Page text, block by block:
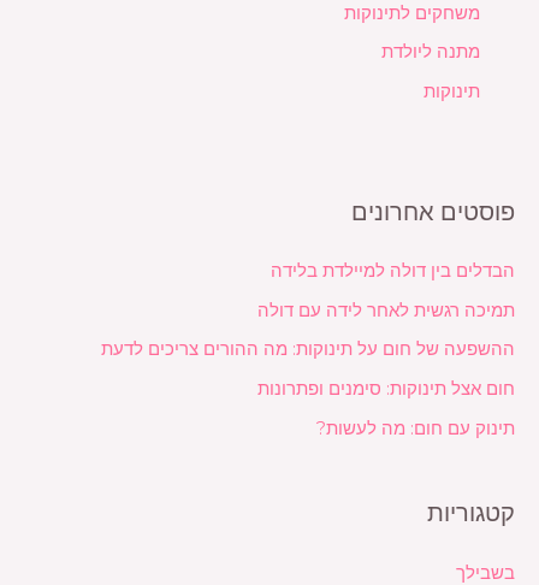
משחקים לתינוקות
מתנה ליולדת
תינוקות
פוסטים אחרונים
הבדלים בין דולה למיילדת בלידה
תמיכה רגשית לאחר לידה עם דולה
ההשפעה של חום על תינוקות: מה ההורים צריכים לדעת
חום אצל תינוקות: סימנים ופתרונות
תינוק עם חום: מה לעשות?
קטגוריות
בשבילך